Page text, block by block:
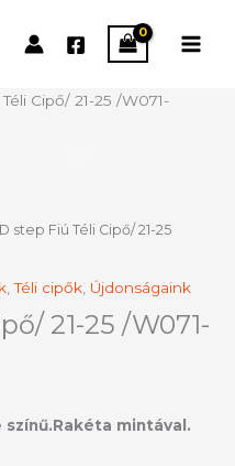
Cipő/ 21-25 /W071-
step Fiú Téli Cipő/ 21-25
,Téli cipők Újdonságaink
21-25 /W071-
mintával.